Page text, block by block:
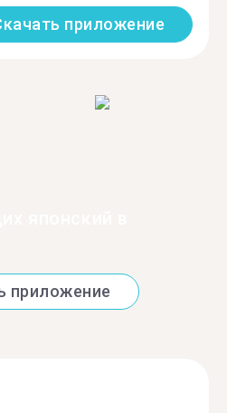
приложение
приложение